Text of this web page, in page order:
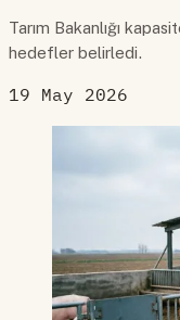
Tarım Bakanlığı
hedefler belirledi.
19 May 2026